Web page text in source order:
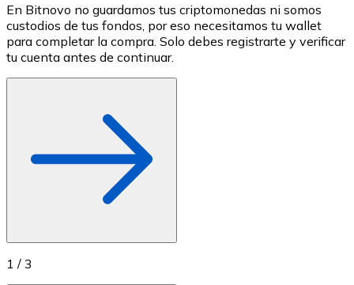
Nuevo
Compra tarjetas regalo de tus marcas favoritas con
Ir a la tienda de tarjetas regalo
En Bitnovo no guardamos tus criptomonedas ni somos
custodios de tus fondos, por eso necesitamos tu wallet
para completar la compra. Solo debes registrarte y verificar
tu cuenta antes de continuar.
1 / 3